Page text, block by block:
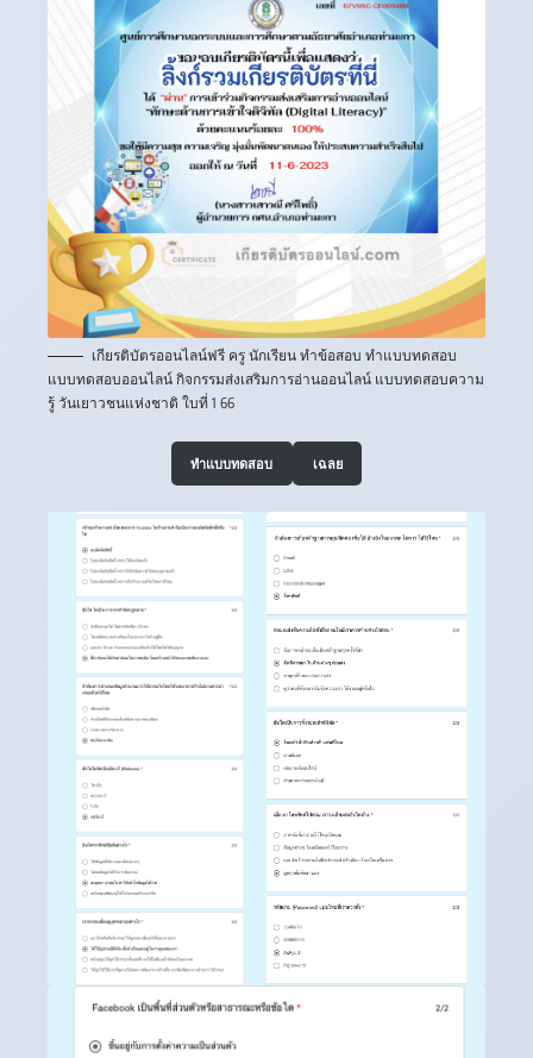
เกียรติบัตรออนไลน์ฟรี ครู นักเรียน ทำข้อสอบ ทำแบบทดสอบ
แบบทดสอบออนไลน์ กิจกรรมส่งเสริมการอ่านออนไลน์ แบบทดสอบความ
รู้ วันเยาวชนแห่งชาติ ใบที่ 1 66
ทำแบบทดสอบ เฉลย